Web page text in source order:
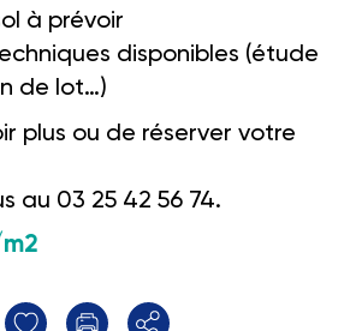
à prévoir
disponibles (étude
de lot…)
plus ou de réserver votre
au 03 25 42 56 74.